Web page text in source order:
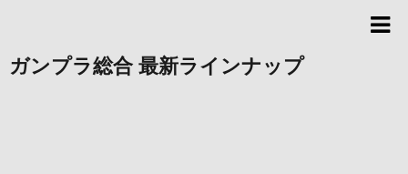
ガンプラ総合 最新ラインナップ